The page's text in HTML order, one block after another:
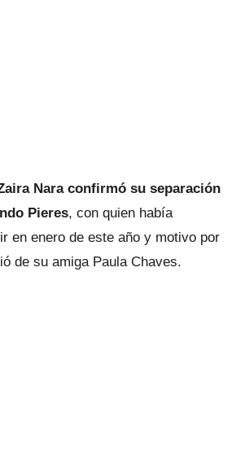
Nara confirmó su separación
Pieres, con quien había
en enero de este año y motivo por
de su amiga Paula Chaves.